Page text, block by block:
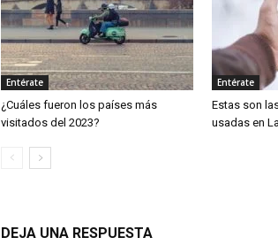
Entérate
¿Cuáles fueron los países más
visitados del 2023?
Entérate
Estas son
usadas en
DEJA UNA RESPUESTA